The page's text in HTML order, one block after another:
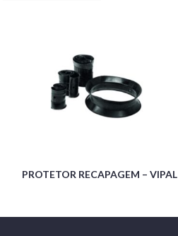
PROTETOR RECAPAGEM – VIPAL